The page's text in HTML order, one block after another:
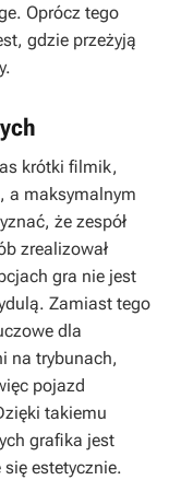
Oprócz tego
, gdzie przeżyją
krótki filmik,
a maksymalnym
że zespół
zrealizował
gra nie jest
Zamiast tego
dla
na trybunach,
pojazd
takiemu
grafika jest
estetycznie.